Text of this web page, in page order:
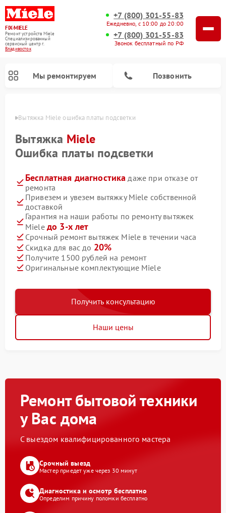
FIX-MIELE
Ремонт устройств Miele
Специализированный
cервисный центр г.
Владивосток
+7 (800) 301-55-83
Ежедневно, с 10:00 до 20:00
+7 (800) 301-55-83
Звонок бесплатный по РФ
Мы ремонтируем Позвонить
Вытяжка Miele ошибка платы подсветки
Вытяжка Miele
Ошибка платы подсветки
Бесплатная диагностика даже при отказе от
ремонта
Привезем и увезем вытяжку Miele собственной
доставкой
Гарантия на наши работы по ремонту вытяжек
Miele до 3-х лет
Срочный ремонт вытяжек Miele в течении часа
Скидка для вас до 20%
Получите 1500 рублей на ремонт
Оригинальные комплектующие Miele
Получить консультацию
Наши цены
Ремонт бытовой техники
у Вас дома
С выездом квалифицированного мастера
Срочный выезд
Мастер приедет уже через 30 минут
Диагностика и осмотр бесплатно
Определим причину поломки бесплатно